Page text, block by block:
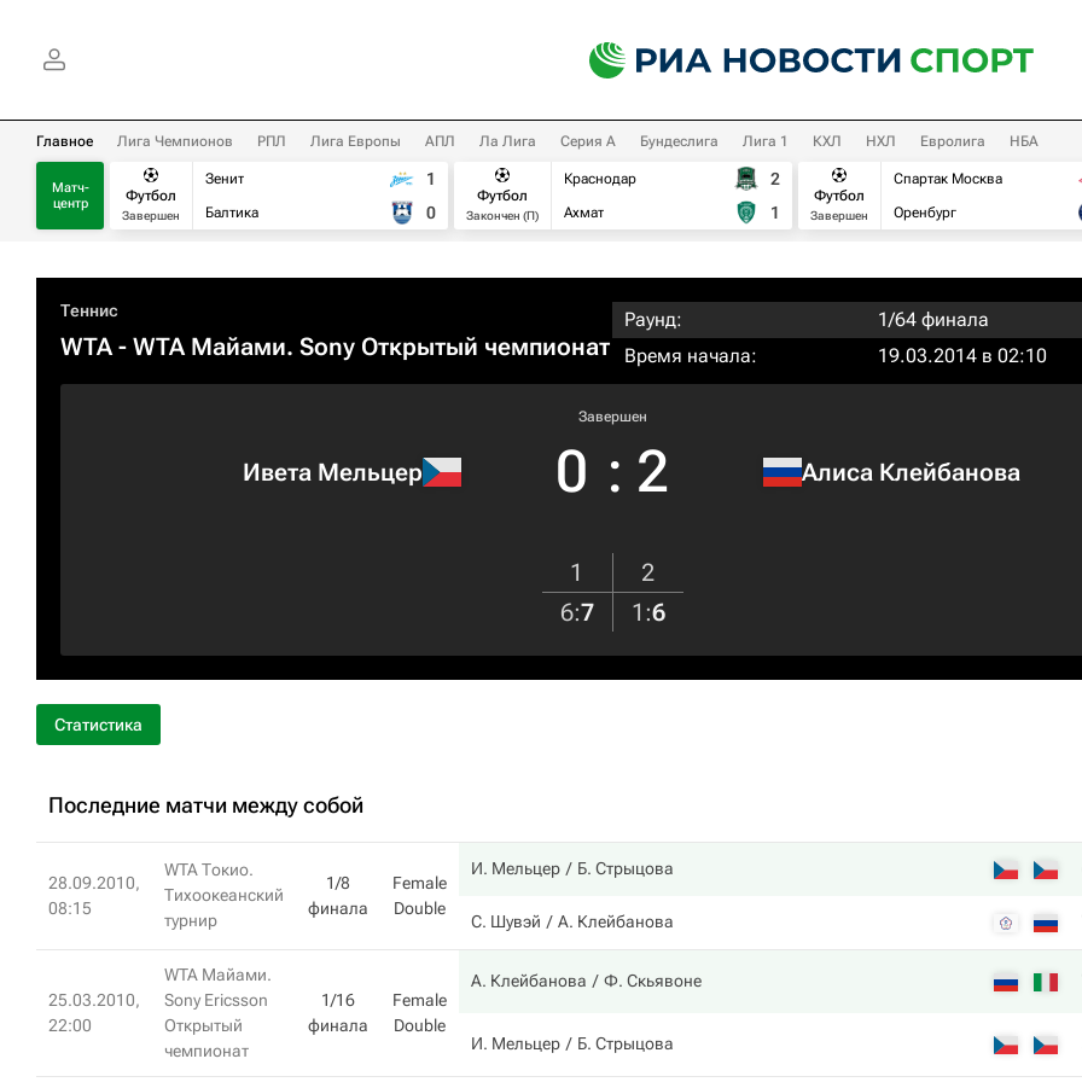
Главное Лига Чемпионов РПЛ Лига Европы АПЛ Ла Лига Серия А Бундеслига Лига 1 КХЛ НХЛ Евролига НБА
Матч-
центр
Футбол
Завершен
Зенит
Балтика
1
0
Футбол
Закончен (П)
Краснодар
Ахмат
2
1
Футбол
Завершен
Спартак Москва
Оренбург
Теннис
WTA- WTA Майами. Sony Открытый чемпионат
Раунд:
1/64 финала
Время начала:
19.03.2014 в 02:10
Ивета Мельцер
Завершен
0 : 2 Алиса Клейбанова
1
2
6:7 1 :6
Статистика
Последние матчи между собой
28.09.2010,
08:15
WTA Токио.
Тихоокеанский
турнир
1/8
финала
Female
Double
И. Мельцер Б. Стрыцова
С. Шувэй А. Клейбанова
25.03.2010,
22:00
WTA Майами.
Sony Ericsson
Открытый
чемпионат
1/16
финала
Female
Double
А. Клейбанова Ф. Скьявоне
И. Мельцер Б. Стрыцова